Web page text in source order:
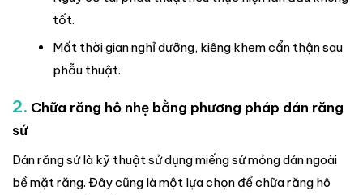
tốt.
Mất thời gian nghỉ dưỡng, kiêng khem cẩn thận sau
phẫu thuật.
2. Chữa răng hô nhẹ bằng phương pháp dán răng
sứ
Dán răng sứ là kỹ thuật sử dụng miếng sứ mỏng dán ngoài
bề mặt răng. Đây cũng là một lựa chọn để chữa răng hô